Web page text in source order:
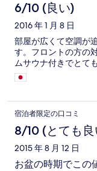
6/10 (良い)
2016 年 1 月 8 日
部屋が広くて空調が
す。フロントの方の
ムサウナ付きでとて
宿泊者限定の口コミ
8/10 (とても良
2015 年 8 月 12 日
お盆の時期でこの